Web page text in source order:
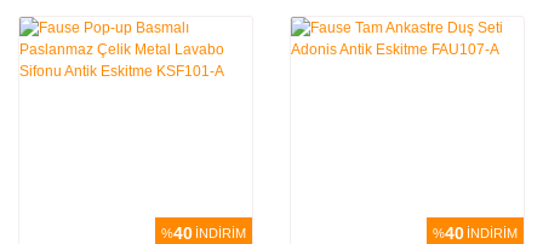
%40 İNDİRİM %40 İNDİRİM